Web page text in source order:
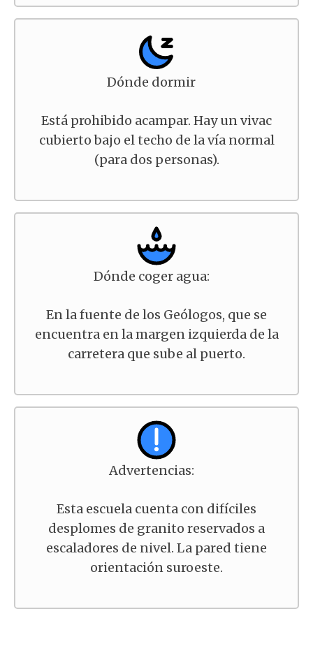
Dónde dormir
Está prohibido acampar. Hay un vivac
cubierto bajo el techo de la vía normal
(para dos personas).
Dónde coger agua:
En la fuente de los Geólogos, que se
encuentra en la margen izquierda de la
carretera que sube al puerto.
Advertencias:
Esta escuela cuenta con difíciles
desplomes de granito reservados a
escaladores de nivel. La pared tiene
orientación suroeste.